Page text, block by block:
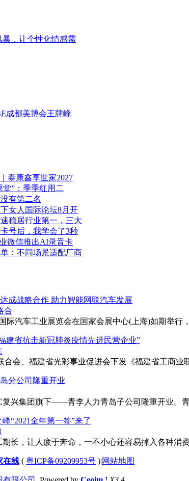
，让个性化情感需
成都美博会王牌峰
泰康鑫享世家2027
堂”：季季红用二
有第二名
女人国际论坛8月开
稳居行业第一，三大
号后，我学会了3秒
微信推出AI录音卡
：不同场景适配厂商
合
汽车工业展览会在国家会展中心(上海)如期举行
会、福建省光彩事业促进会下发《福建省工商业
兴集团旗下——青李人力青岛子公司隆重开业。
，让人疲于奔命，一不小心还容易掉入各种消费
在线 ( 粤ICP备09209953号 )|网站地图